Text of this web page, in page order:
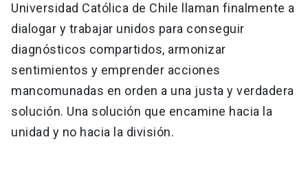
Universidad Católica de Chile llaman finalmente a
dialogar y trabajar unidos para conseguir
diagnósticos compartidos, armonizar
sentimientos y emprender acciones
mancomunadas en orden a una justa y verdadera
solución. Una solución que encamine hacia la
unidad y no hacia la división.